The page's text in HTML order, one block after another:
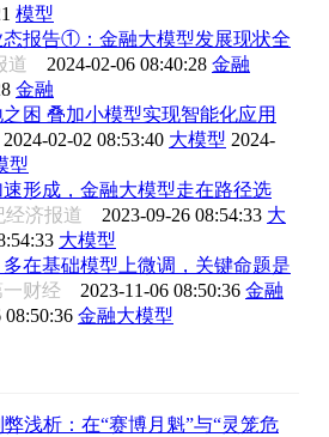
模型
态报告①：金融大模型发展现状全
道 2024-02-06 08:40:28 金融
金融
困 叠加小模型实现智能化应用
2024-02-02 08:53:40 大模型 2024-
型
形成，金融大模型走在路径选
经济报道 2023-09-26 08:54:33 大
大模型
在基础模型上微调，关键命题是
一财经 2023-11-06 08:50:36 金融
08:50:36 金融大模型
浅析：在“赛博月魁”与“灵笼危